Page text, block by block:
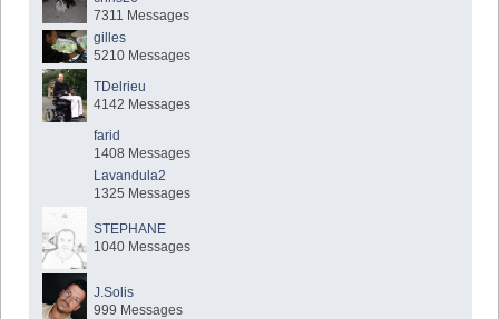
7311 Messages
gilles
5210 Messages
TDelrieu
4142 Messages
farid
1408 Messages
Lavandula2
1325 Messages
STEPHANE
1040 Messages
J.Solis
999 Messages